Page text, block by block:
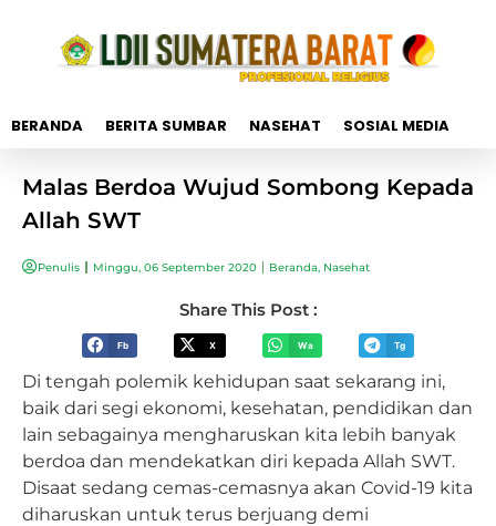
BERANDA BERITA SUMBAR NASEHAT SOSIAL MEDIA
Malas Berdoa Wujud Sombong Kepada
Allah SWT
Penulis Minggu, 06 September 2020 Beranda, Nasehat
Share This Post :
Fb X Wa Tg
Di tengah polemik kehidupan saat sekarang ini,
baik dari segi ekonomi, kesehatan, pendidikan dan
lain sebagainya mengharuskan kita lebih banyak
berdoa dan mendekatkan diri kepada Allah SWT.
Disaat sedang cemas-cemasnya akan Covid-19 kita
diharuskan untuk terus berjuang demi